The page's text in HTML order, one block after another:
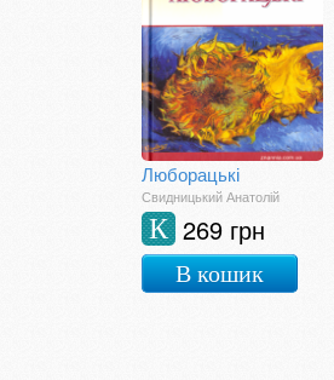
Люборацькі
Свидницький Анатолій
269 грн
К
В кошик